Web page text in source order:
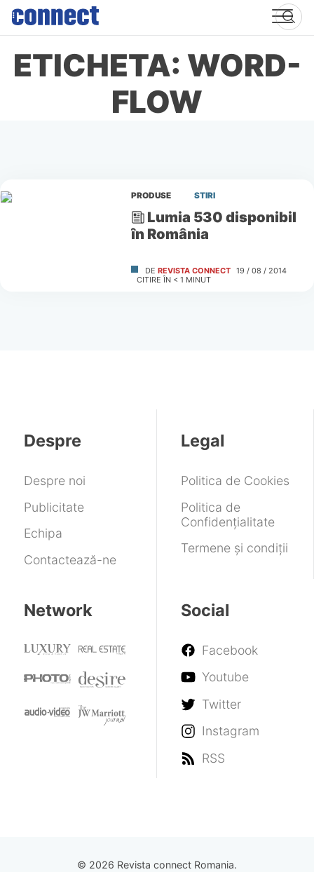
Skip
content
ETICHETA: WORD-
FLOW
PRODUSE STIRI
Lumia 530 disponibil
în România
DE REVISTA CONNECT 19 / 08 / 2014
CITIRE ÎN < 1 MINUT
Despre
Despre noi
Publicitate
Echipa
Contactează-ne
Legal
Politica de Cookies
Politica de
Confidențialitate
Termene și condiții
Network Social
Facebook
Youtube
Twitter
Instagram
RSS
© 2026 Revista connect Romania.